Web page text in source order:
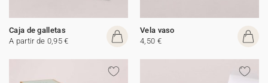
Caja de galletas
A partir de 0,95 €
Vela vaso
4,50 €